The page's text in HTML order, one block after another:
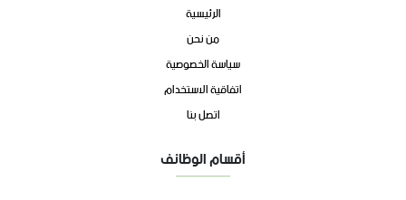
الرئيسية
من نحن
سياسة الخصوصية
اتفاقية الاستخدام
اتصل بنا
أقسام الوظائف